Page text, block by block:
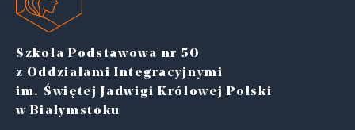
Szkoła Podstawowa nr 50
z Oddziałami Integracyjnymi
im. Świętej Jadwigi Królowej Polski
w Białymstoku